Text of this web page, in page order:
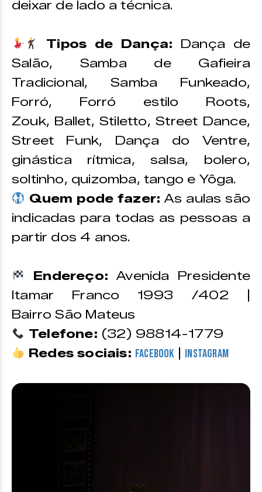
deixar de lado a técnica.
Tipos de Dança: Dança de
Salão, Samba de Gafieira
Tradicional, Samba Funkeado,
Forró, Forró estilo Roots,
Zouk, Ballet, Stiletto, Street Dance,
Street Funk, Dança do Ventre,
ginástica rítmica, salsa, bolero,
soltinho, quizomba, tango e Yôga.
Quem pode fazer:As aulas são
indicadas para todas as pessoas a
partir dos 4 anos.
Endereço:Avenida Presidente
Itamar Franco 1993 /402 |
Bairro São Mateus
Telefone: (32) 98814-1779
Redes sociais: Facebook Instagram